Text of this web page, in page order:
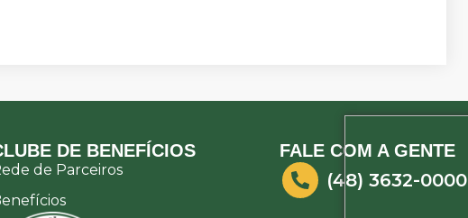
DE BENEFÍCIOS
de Parceiros
FALE COM A GENTE
(48) 3632-0000